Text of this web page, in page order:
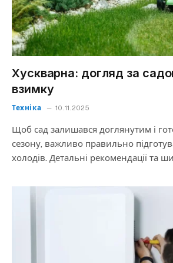
Хускварна: догляд за
взимку
Техніка 10.11.2025
Щоб сад залишався доглянутим і
сезону, важливо правильно
холодів. Детальні рекомендації та